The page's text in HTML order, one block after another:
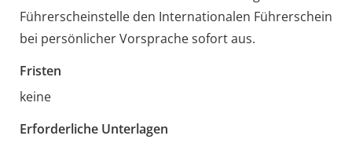
Führerscheinstelle den Internationalen Führerschein
bei persönlicher Vorsprache sofort aus.
Fristen
keine
Erforderliche Unterlagen